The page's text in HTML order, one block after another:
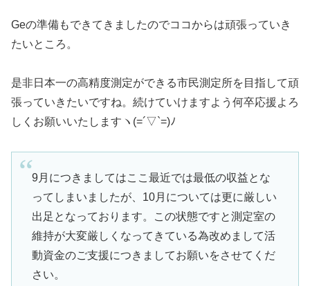
Geの準備もできてきましたのでココからは頑張っていき
たいところ。
是非日本一の高精度測定ができる市民測定所を目指して頑
張っていきたいですね。続けていけますよう何卒応援よろ
しくお願いいたしますヽ(=´▽`=)ﾉ
9月につきましてはここ最近では最低の収益とな
ってしまいましたが、10月については更に厳しい
出足となっております。この状態ですと測定室の
維持が大変厳しくなってきている為改めまして活
動資金のご支援につきましてお願いをさせてくだ
さい。